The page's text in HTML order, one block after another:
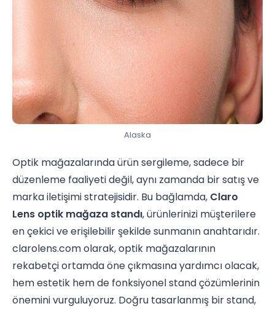
Alaska
Optik mağazalarında ürün sergileme, sadece bir
düzenleme faaliyeti değil, aynı zamanda bir satış ve
marka iletişimi stratejisidir. Bu bağlamda, Claro
Lens optik mağaza standı, ürünlerinizi müşterilere
en çekici ve erişilebilir şekilde sunmanın anahtarıdır.
clarolens.com olarak, optik mağazalarının
rekabetçi ortamda öne çıkmasına yardımcı olacak,
hem estetik hem de fonksiyonel stand çözümlerinin
önemini vurguluyoruz. Doğru tasarlanmış bir stand,